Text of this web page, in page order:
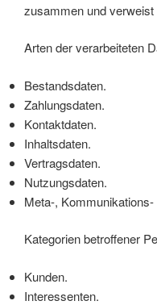
zusammen und
Arten der verarbeiteten
Bestandsdaten.
Zahlungsdaten.
Kontaktdaten.
Inhaltsdaten.
Vertragsdaten.
Nutzungsdaten.
Meta-,
Kategorien betroffener
Kunden.
Interessenten.